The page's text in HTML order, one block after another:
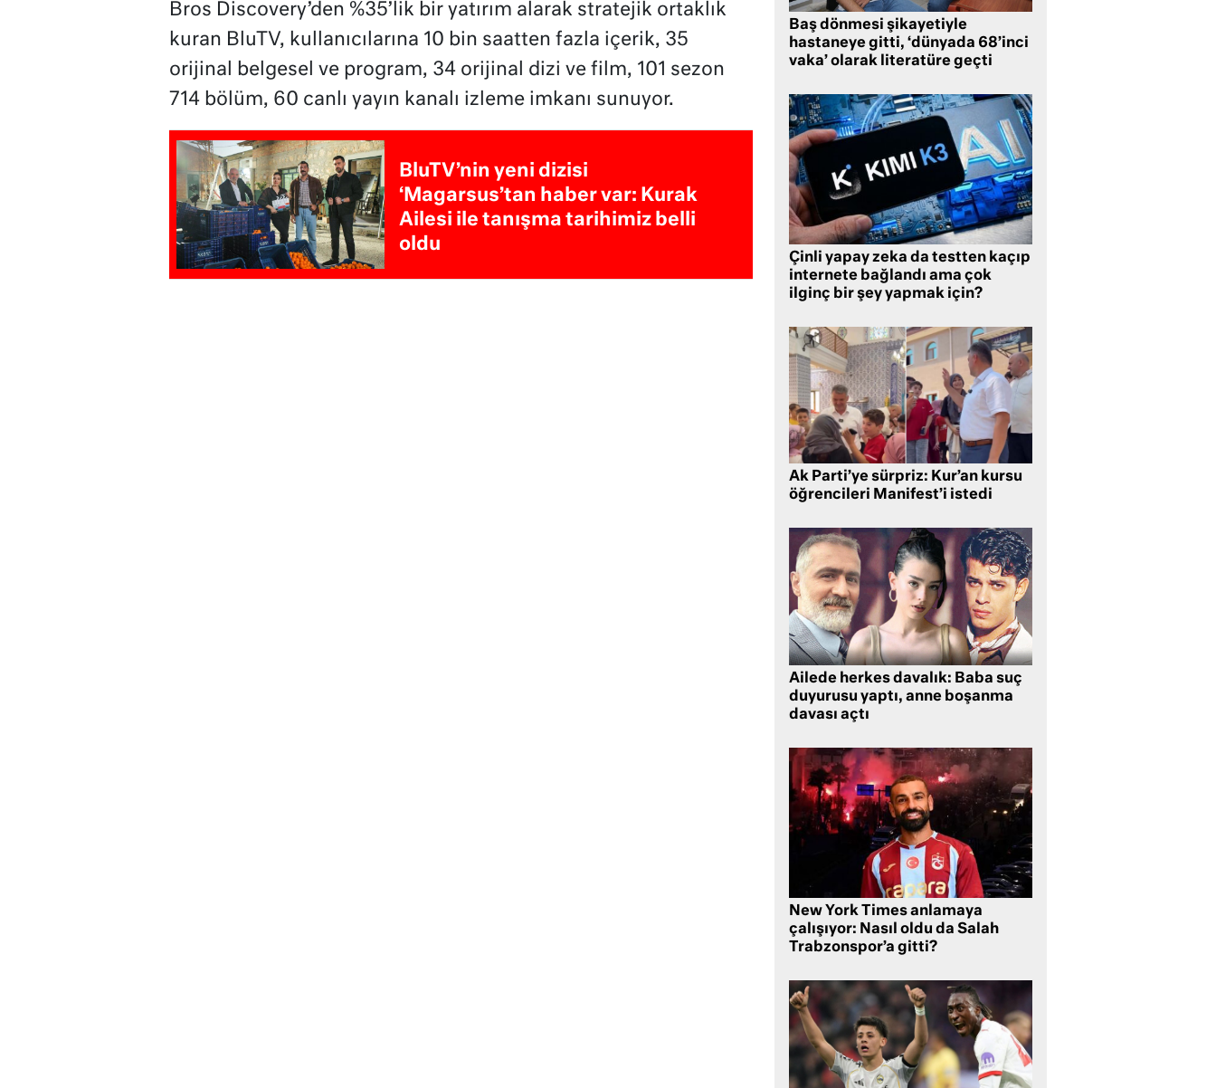
Bros Discovery’den %35’lik bir yatırım alarak stratejik ortaklık
kuran BluTV, kullanıcılarına 10 bin saatten fazla içerik, 35
orijinal belgesel ve program, 34 orijinal dizi ve film, 101 sezon
714 bölüm, 60 canlı yayın kanalı izleme imkanı sunuyor.
BluTV’nin yeni dizisi
‘Magarsus’tan haber var: Kurak
Ailesi ile tanışma tarihimiz belli
oldu
Baş dönmesi şikayetiyle
hastaneye gitti, ‘dünyada 68’inci
vaka’ olarak literatüre geçti
Çinli yapay zeka da testten kaçıp
internete bağlandı ama çok
ilginç bir şey yapmak için?
Ak Parti’ye sürpriz: Kur’an kursu
öğrencileri Manifest’i istedi
Ailede herkes davalık: Baba suç
duyurusu yaptı, anne boşanma
davası açtı
New York Times anlamaya
çalışıyor: Nasıl oldu da Salah
Trabzonspor’a gitti?